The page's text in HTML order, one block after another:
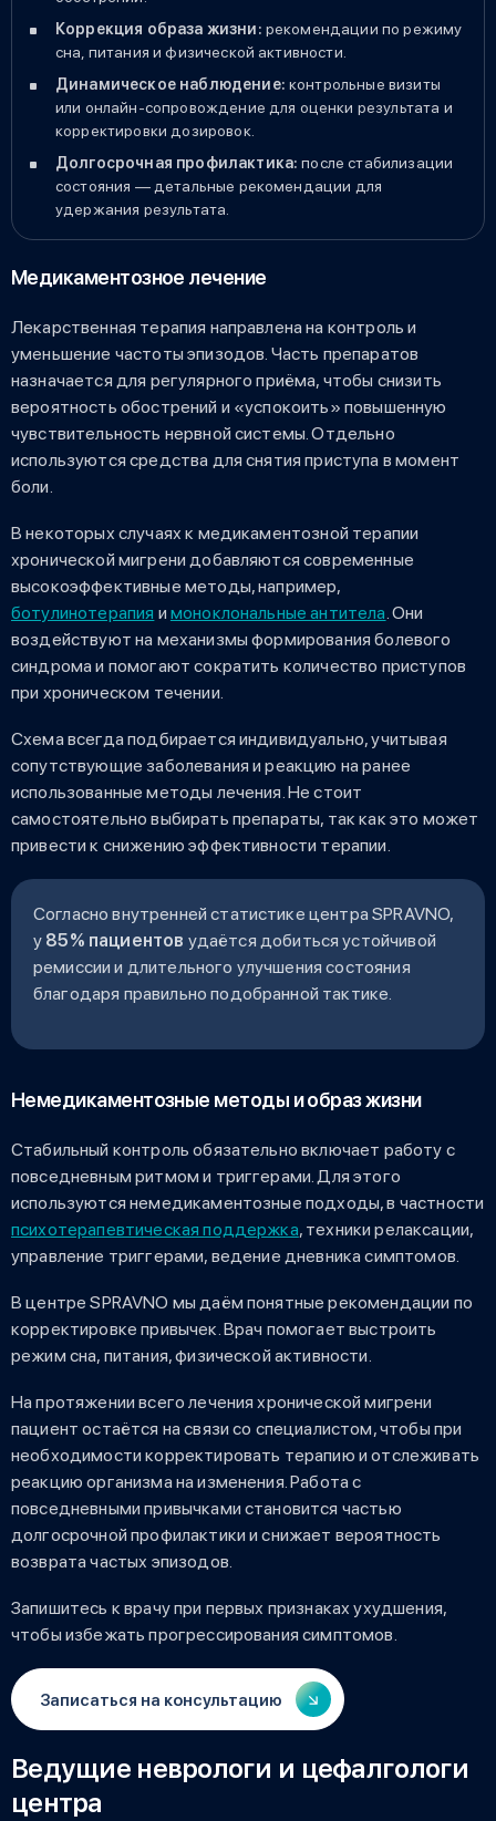
Коррекция образа жизни: рекомендации по режиму
сна, питания и физической активности.
Динамическое наблюдение: контрольные визиты
или онлайн-сопровождение для оценки результата и
корректировки дозировок.
Долгосрочная профилактика: после стабилизации
состояния — детальные рекомендации для
удержания результата.
Медикаментозное лечение
Лекарственная терапия направлена на контроль и
уменьшение частоты эпизодов. Часть препаратов
назначается для регулярного приёма, чтобы снизить
вероятность обострений и «успокоить» повышенную
чувствительность нервной системы. Отдельно
используются средства для снятия приступа в момент
боли.
В некоторых случаях к медикаментозной терапии
хронической мигрени добавляются современные
высокоэффективные методы, например,
ботулинотерапия и моноклональные антитела. Они
воздействуют на механизмы формирования болевого
синдрома и помогают сократить количество приступов
при хроническом течении.
Схема всегда подбирается индивидуально, учитывая
сопутствующие заболевания и реакцию на ранее
использованные методы лечения. Не стоит
самостоятельно выбирать препараты, так как это может
привести к снижению эффективности терапии.
Согласно внутренней статистике центра SPRAVNO,
у 85% пациентов удаётся добиться устойчивой
ремиссии и длительного улучшения состояния
благодаря правильно подобранной тактике.
Немедикаментозные методы и образ жизни
Стабильный контроль обязательно включает работу с
повседневным ритмом и триггерами. Для этого
используются немедикаментозные подходы, в частности
психотерапевтическая поддержка, техники релаксации,
управление триггерами, ведение дневника симптомов.
В центре SPRAVNO мы даём понятные рекомендации по
корректировке привычек. Врач помогает выстроить
режим сна, питания, физической активности.
На протяжении всего лечения хронической мигрени
пациент остаётся на связи со специалистом, чтобы при
необходимости корректировать терапию и отслеживать
реакцию организма на изменения. Работа с
повседневными привычками становится частью
долгосрочной профилактики и снижает вероятность
возврата частых эпизодов.
Запишитесь к врачу при первых признаках ухудшения,
чтобы избежать прогрессирования симптомов.
Записаться на консультацию
Ведущие неврологи и цефалгологи
центра